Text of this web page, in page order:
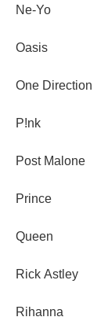
Ne-Yo
Oasis
One Direction
P!nk
Post Malone
Prince
Queen
Rick Astley
Rihanna